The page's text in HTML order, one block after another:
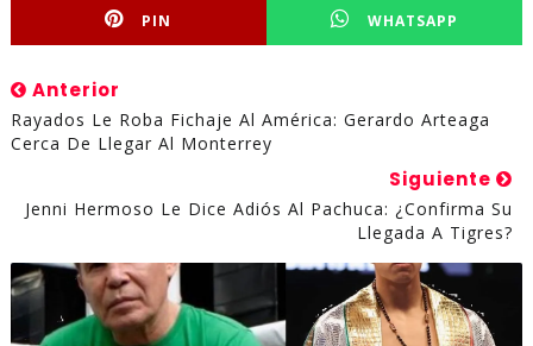
PIN WHATSAPP
Anterior
Rayados Le Roba Fichaje Al América: Gerardo Arteaga
Cerca De Llegar Al Monterrey
Siguiente
Jenni Hermoso Le Dice Adiós Al Pachuca: ¿Confirma Su
Llegada A Tigres?